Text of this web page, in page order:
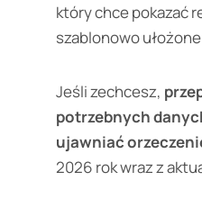
który chce pokazać
szablonowo
Jeśli zechcesz,
potrzebnych
ujawniać
2026 rok wraz z